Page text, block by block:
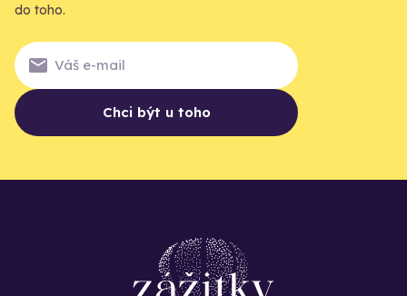
do toho.
Chci být u toho